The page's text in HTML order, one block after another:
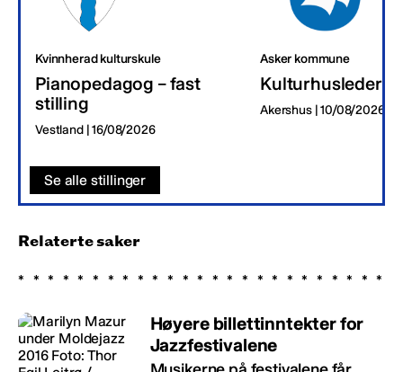
Kvinnherad kulturskule
Pianopedagog – fast
stilling
Vestland | 16/08/2026
Asker kommune
Kulturhusleder
Akershus | 10/08/2026
Se alle stillinger
Relaterte saker
Høyere billettinntekter for
Jazzfestivalene